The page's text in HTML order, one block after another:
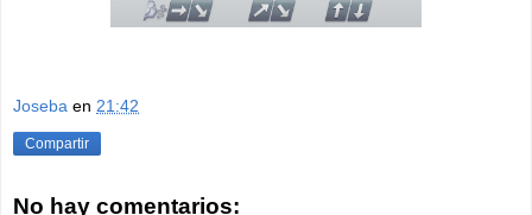
Joseba en 21:42
Compartir
No hay comentarios: